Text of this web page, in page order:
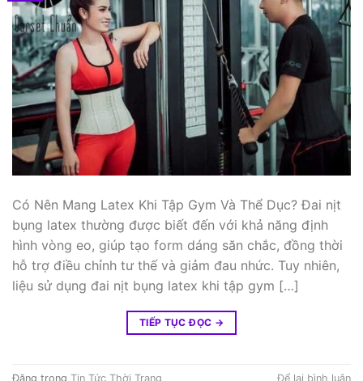
Có Nên Mang Latex Khi Tập Gym Và Thể Dục? Đai nịt
bụng latex thường được biết đến với khả năng định
hình vòng eo, giúp tạo form dáng săn chắc, đồng thời
hỗ trợ điều chỉnh tư thế và giảm đau nhức. Tuy nhiên,
liệu sử dụng đai nịt bụng latex khi tập gym […]
TIẾP TỤC ĐỌC →
Đăng trong Tin Tức Thời Trang Để lại bình luận